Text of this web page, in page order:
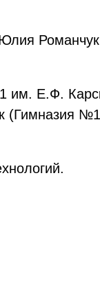
им. Е.Ф.
(Гимназия